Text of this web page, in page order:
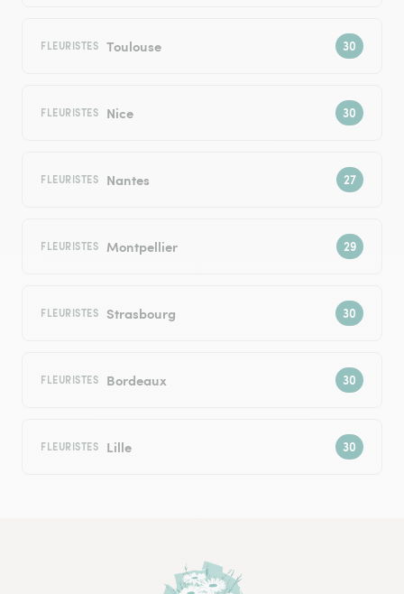
FLEURISTES Toulouse
FLEURISTES Nice
FLEURISTES Nantes
FLEURISTES Montpellier
FLEURISTES Strasbourg
FLEURISTES Bordeaux
FLEURISTES Lille